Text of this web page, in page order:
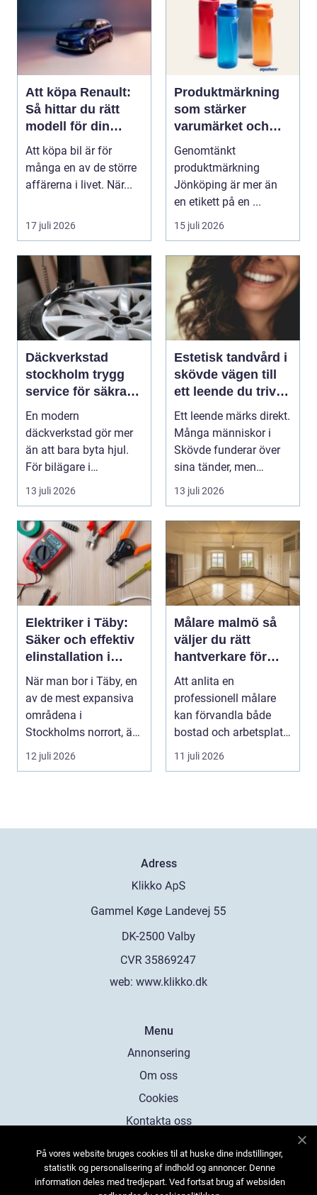
Att köpa Renault:
Så hittar du rätt
modell för din
vardag
Att köpa bil är för
många en av de större
affärerna i livet. När...
17 juli 2026
Produktmärkning
som stärker
varumärket och
förenklar vardagen
Genomtänkt
produktmärkning
Jönköping är mer än
en etikett på en ...
15 juli 2026
Däckverkstad
stockholm trygg
service för säkra
mil året runt
En modern
däckverkstad gör mer
än att bara byta hjul.
För bilägare i
Stockholm handlar
13 juli 2026
Estetisk tandvård i
skövde vägen till
ett leende du trivs
med
Ett leende märks direkt.
Många människor i
Skövde funderar över
sina tänder, men
skjuter upp att gör...
13 juli 2026
Elektriker i Täby:
Säker och effektiv
elinstallation i
norrort
När man bor i Täby, en
av de mest expansiva
områdena i
Stockholms norrort, är
b...
12 juli 2026
Målare malmö så
väljer du rätt
hantverkare för
hem och företag
Att anlita en
professionell målare
kan förvandla både
bostad och arbetsplats
på kort tid. Färger, yt...
11 juli 2026
Adress
web: www.klikko.dk
Menu
Annonsering
Om oss
Cookies
Kontakta oss
På vores website bruges cookies til at huske dine indstillinger,
statistik og personalisering af indhold og annoncer. Denne
information deles med tredjepart. Ved fortsat brug af websiden